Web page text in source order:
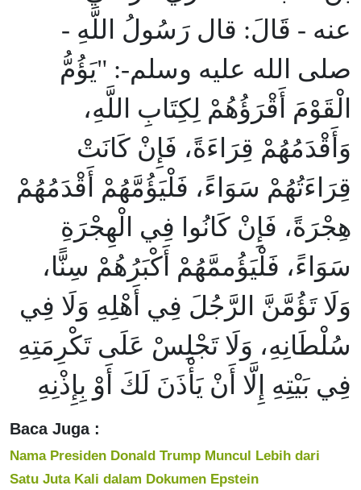
عنه - قَالَ: قال رَسُولُ اللَّهِ -
صلى الله عليه وسلم-: "يَؤُمُّ
الْقَوْمَ أَقْرَؤُهُمْ لِكِتَابِ اللَّهِ،
وَأَقْدَمُهُمْ قِرَاءَةً، فَإِنْ كَانَتْ
قِرَاءَتُهُمْ سَوَاءً، فَلْيَؤُمَّهُمْ أَقْدَمُهُمْ
هِجْرَةً، فَإِنْ كَانُوا فِي الْهِجْرَةِ
سَوَاءً، فَلْيَؤُممَّهُمْ أَكْبَرُهُمْ سِنًّا،
وَلَا تَؤُمَّنَّ الرَّجُلَ فِي أَهْلِهِ وَلَا فِي
سُلْطَانِهِ، وَلَا تَجْلِسْ عَلَى تَكْرِمَتِهِ
فِي بَيْتِهِ إِلَّا أَنْ يَأْذَنَ لَكَ أَوْ بِإِذْنِهِ
Baca Juga :
Nama Presiden Donald Trump Muncul Lebih dari
Satu Juta Kali dalam Dokumen Epstein